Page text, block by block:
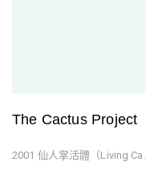
The Cactus Project
2001 仙人掌活體（Living Ca...